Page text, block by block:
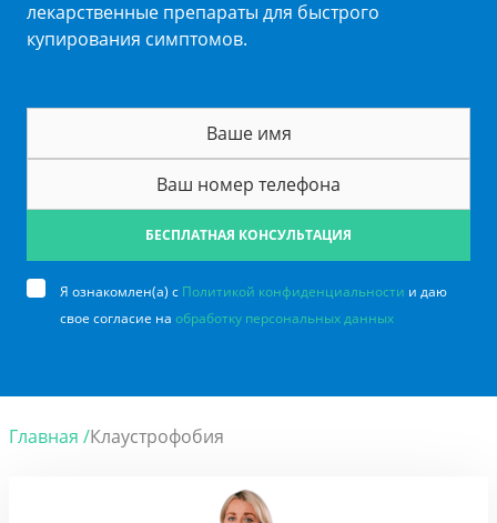
лекарственные препараты для быстрого
купирования симптомов.
БЕСПЛАТНАЯ КОНСУЛЬТАЦИЯ
Я ознакомлен(а) с Политикой конфиденциальности и даю
свое согласие на обработку персональных данных
Главная /Клаустрофобия